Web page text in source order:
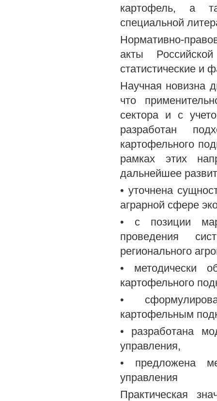
картофель, а
специальной
Нормативно-
акты
статистические и
Научная новизна
что
сектора и с
разработан
картофельного
рамках этих
дальнейшее
• уточнена
аграрной сфере
• с позиции
проведения
регионального
• методически
картофельного
•
картофельным
• разработана
управления,
• предложена
управления
Практическая